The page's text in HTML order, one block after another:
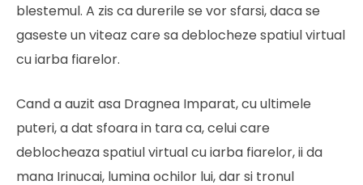
blestemul. A zis ca durerile se vor sfarsi, daca se
gaseste un viteaz care sa deblocheze spatiul virtual
cu iarba fiarelor.
Cand a auzit asa Dragnea Imparat, cu ultimele
puteri, a dat sfoara in tara ca, celui care
deblocheaza spatiul virtual cu iarba fiarelor, ii da
mana Irinucai, lumina ochilor lui, dar si tronul